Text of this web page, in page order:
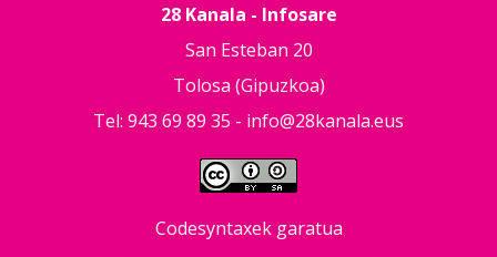
28 Kanala - Infosare
San Esteban 20
Tolosa (Gipuzkoa)
Tel: 943 69 89 35 - info@28kanala.eus
Codesyntaxek garatua